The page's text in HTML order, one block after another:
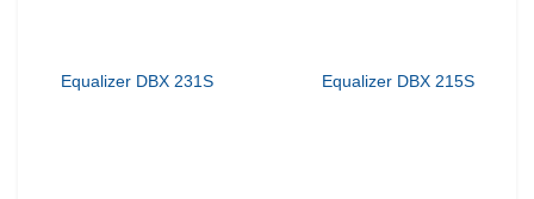
Equalizer DBX 231S Equalizer DBX 215S